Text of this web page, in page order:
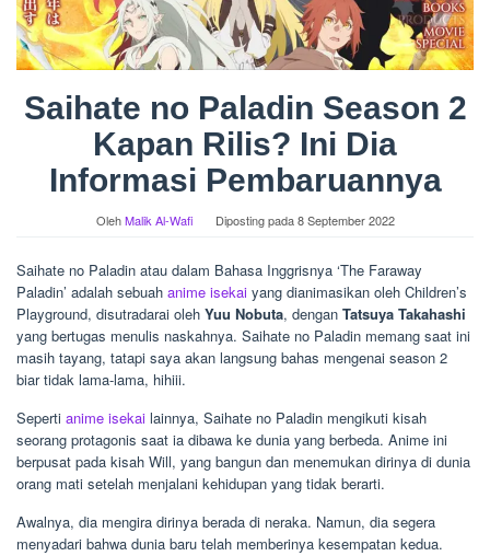
Saihate no Paladin Season 2
Kapan Rilis? Ini Dia
Informasi Pembaruannya
OlehMalik Al-Wafi Diposting pada8 September 2022
Saihate no Paladin atau dalam Bahasa Inggrisnya ‘The Faraway
Paladin’ adalah sebuah anime isekai yang dianimasikan oleh Children’s
Playground, disutradarai oleh Yuu Nobuta, dengan Tatsuya Takahashi
yang bertugas menulis naskahnya. Saihate no Paladin memang saat ini
masih tayang, tatapi saya akan langsung bahas mengenai season 2
biar tidak lama-lama, hihiii.
Seperti anime isekai lainnya, Saihate no Paladin mengikuti kisah
seorang protagonis saat ia dibawa ke dunia yang berbeda. Anime ini
berpusat pada kisah Will, yang bangun dan menemukan dirinya di dunia
orang mati setelah menjalani kehidupan yang tidak berarti.
Awalnya, dia mengira dirinya berada di neraka. Namun, dia segera
menyadari bahwa dunia baru telah memberinya kesempatan kedua.